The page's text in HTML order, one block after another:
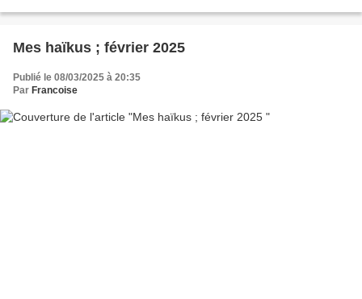
Mes haïkus ; février 2025
Publié le 08/03/2025 à 20:35
Par Francoise